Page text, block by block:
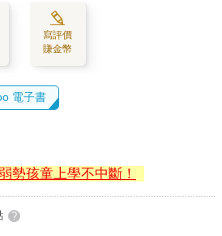
寫評價
賺金幣
電子書
勢孩童上學不中斷！
?